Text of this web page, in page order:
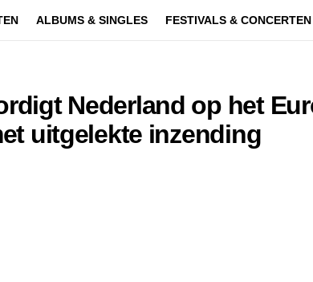
ALBUMS & SINGLES FESTIVALS & CONCERTEN
Nederland op het
uitgelekte inzending